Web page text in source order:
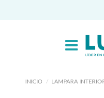
INICIO LAMPARA